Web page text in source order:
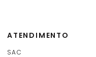
ATENDIMENTO
SAC